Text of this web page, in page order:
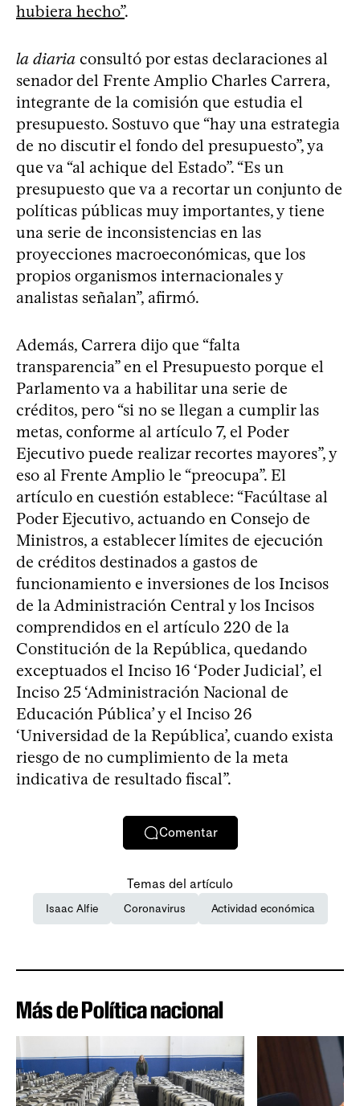
hubiera hecho”.
la diaria consultó por estas declaraciones al
senador del Frente Amplio Charles Carrera,
integrante de la comisión que estudia el
presupuesto. Sostuvo que “hay una estrategia
de no discutir el fondo del presupuesto”, ya
que va “al achique del Estado”. “Es un
presupuesto que va a recortar un conjunto de
políticas públicas muy importantes, y tiene
una serie de inconsistencias en las
proyecciones macroeconómicas, que los
propios organismos internacionales y
analistas señalan”, afirmó.
Además, Carrera dijo que “falta
transparencia” en el Presupuesto porque el
Parlamento va a habilitar una serie de
créditos, pero “si no se llegan a cumplir las
metas, conforme al artículo 7, el Poder
Ejecutivo puede realizar recortes mayores”, y
eso al Frente Amplio le “preocupa”. El
artículo en cuestión establece: “Facúltase al
Poder Ejecutivo, actuando en Consejo de
Ministros, a establecer límites de ejecución
de créditos destinados a gastos de
funcionamiento e inversiones de los Incisos
de la Administración Central y los Incisos
comprendidos en el artículo 220 de la
Constitución de la República, quedando
exceptuados el Inciso 16 ‘Poder Judicial’, el
Inciso 25 ‘Administración Nacional de
Educación Pública’ y el Inciso 26
‘Universidad de la República’, cuando exista
riesgo de no cumplimiento de la meta
indicativa de resultado fiscal”.
Comentar
Temas del artículo
Isaac Alfie Coronavirus Actividad económica
Más de Política nacional